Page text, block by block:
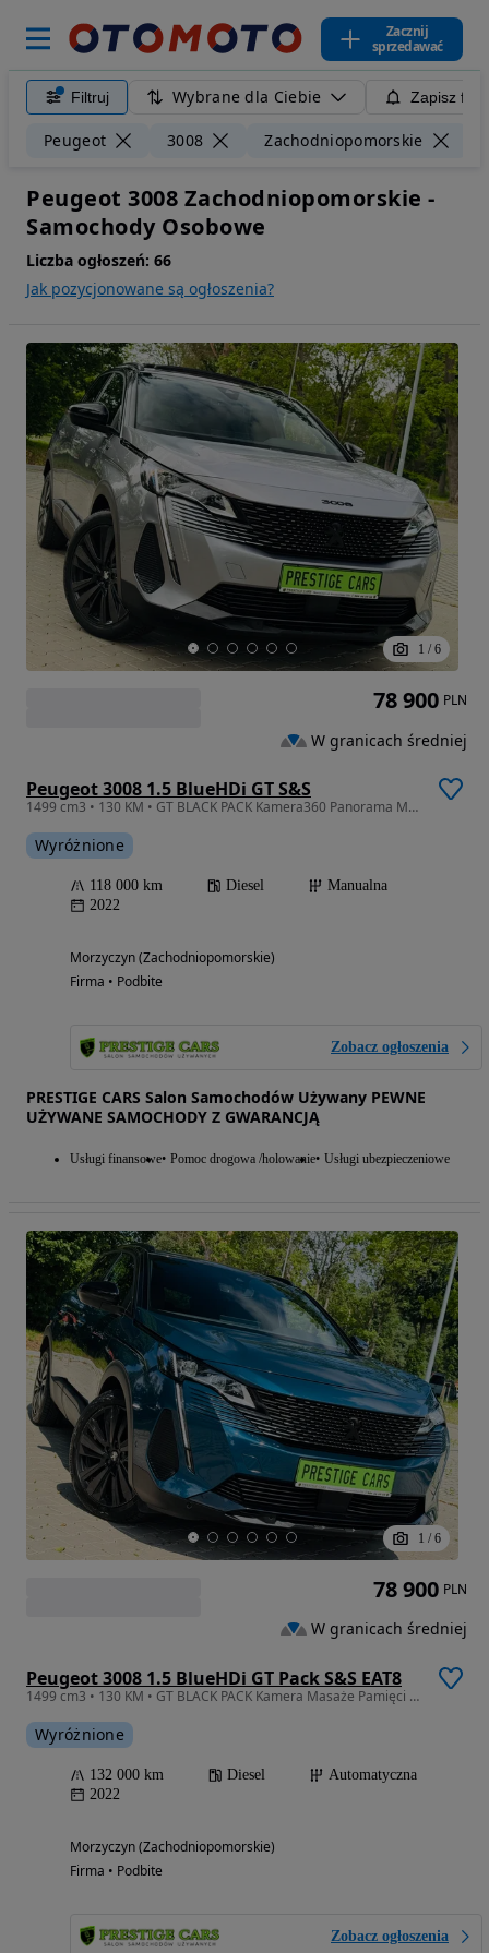
Zacznij
sprzedawać
Filtruj Wybrane dla Ciebie Zapisz
Peugeot 3008 Zachodniopomorskie
Peugeot 3008 Zachodniopomorskie -
Samochody Osobowe
Liczba ogłoszeń: 66
Jak pozycjonowane są ogłoszenia?
1 / 6
Peugeot 3008 1.5 BlueHDi GT S&S
1499 cm3 • 130 KM • GT BLACK PACK Kamera360 Panorama Masaże Pamięci Skóra G.Fotele Ambient
Wyróżnione
118 000 km Diesel
Manualna
2022
Morzyczyn (Zachodniopomorskie)
Firma • Podbite
Zobacz ogłoszenia
PRESTIGE CARS Salon Samochodów Używany PEWNE
UŻYWANE SAMOCHODY Z GWARANCJĄ
Usługi finansowe Pomoc drogowa /holowanie Usługi ubezpieczeniowe
78 900 PLN
W granicach średniej
1 / 6
Peugeot 3008 1.5 BlueHDi GT Pack S&S EAT8
1499 cm3 • 130 KM • GT BLACK PACK Kamera Masaże Pamięci Skóra Alcantara G.Fotele Ambiente
Wyróżnione
132 000 km Diesel
Automatyczna
2022
Morzyczyn (Zachodniopomorskie)
Firma • Podbite
Zobacz ogłoszenia
78 900 PLN
W granicach średniej